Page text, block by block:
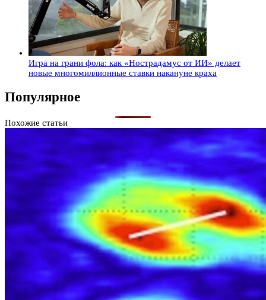
Игра на грани фола: как «Нострадамус от ИИ» делает
новые многомиллионные ставки накануне краха
Популярное
Похожие статьи